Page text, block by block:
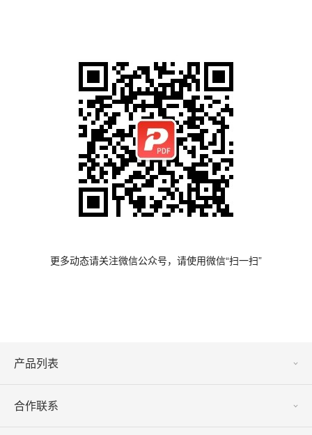
更多动态请关注微信公众号，请使用微信“扫一扫”
产品列表
合作联系